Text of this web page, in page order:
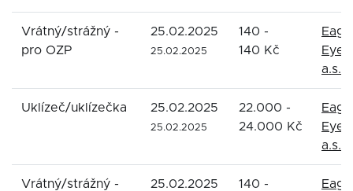
Vrátný/strážný -
pro OZP
25.02.2025
25.02.2025
140 -
140 Kč
Eyes
a.s.
Uklízeč/uklízečka 25.02.2025
25.02.2025
22.000 -
24.000 Kč
Eyes
a.s.
Vrátný/strážný -
25.02.2025
140 -